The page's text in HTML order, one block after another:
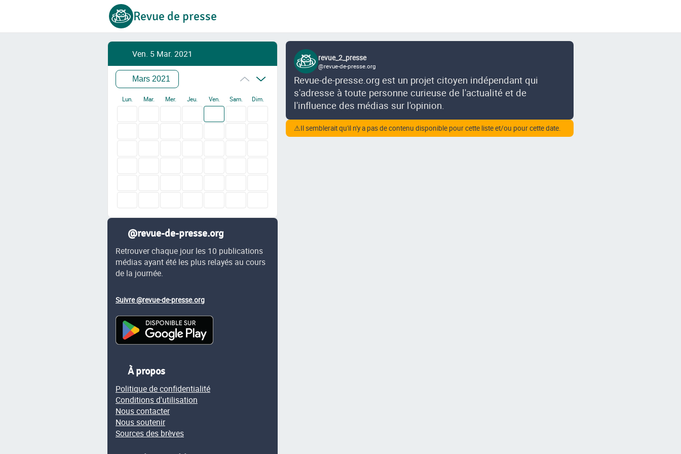
Revue de presse
Ven. 5 Mar. 2021
Mars 2021
Lun. Mar. Mer. Jeu. Ven. Sam. Dim.
@revue-de-presse.org
Retrouver chaque jour les 10 publications
médias ayant été les plus relayés au cours
de la journée.
Suivre @revue-de-presse.org
À propos
Politique de confidentialité
Conditions d'utilisation
Nous contacter
Nous soutenir
Sources des brèves
revue_2_presse
@revue-de-presse.org
Revue-de-presse.org est un projet citoyen indépendant qui
s'adresse à toute personne curieuse de l'actualité et de
l'influence des médias sur l'opinion.
⚠Il semblerait qu'il n'y a pas de contenu disponible pour cette liste et/ou pour cette date.